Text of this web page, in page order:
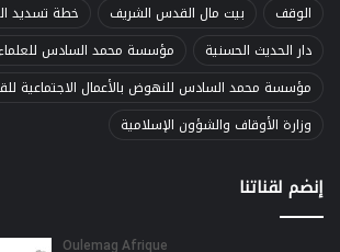
الوقف
بيت مال القدس الشريف
خطة تسديد
دار الحديث الحسنية
مؤسسة محمد السادس للعلماء
مؤسسة محمد السادس للنهوض بالأعمال الاجتماعية
وزارة الأوقاف والشؤون الإسلامية
إنضم لقناتنا